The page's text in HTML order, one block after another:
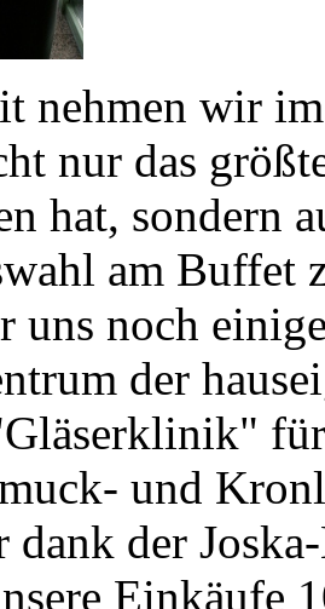
nehmen wir
nur das
hat, sondern
am Buffet
uns noch
der
und
dank der
Einkäufe